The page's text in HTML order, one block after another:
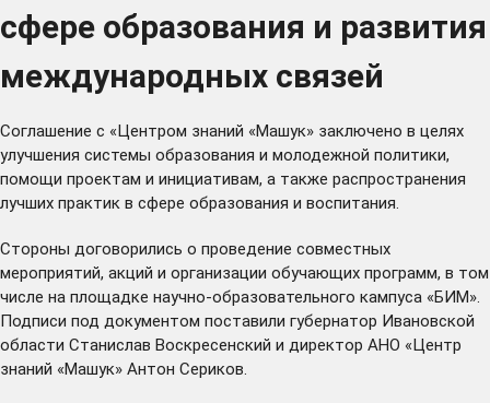
сфере образования и развития
международных связей
Соглашение с «Центром знаний «Машук» заключено в целях
улучшения системы образования и молодежной политики,
помощи проектам и инициативам, а также распространения
лучших практик в сфере образования и воспитания.
Стороны договорились о проведение совместных
мероприятий, акций и организации обучающих программ, в том
числе на площадке научно-образовательного кампуса «БИМ».
Подписи под документом поставили губернатор Ивановской
области Станислав Воскресенский и директор АНО «Центр
знаний «Машук» Антон Сериков.